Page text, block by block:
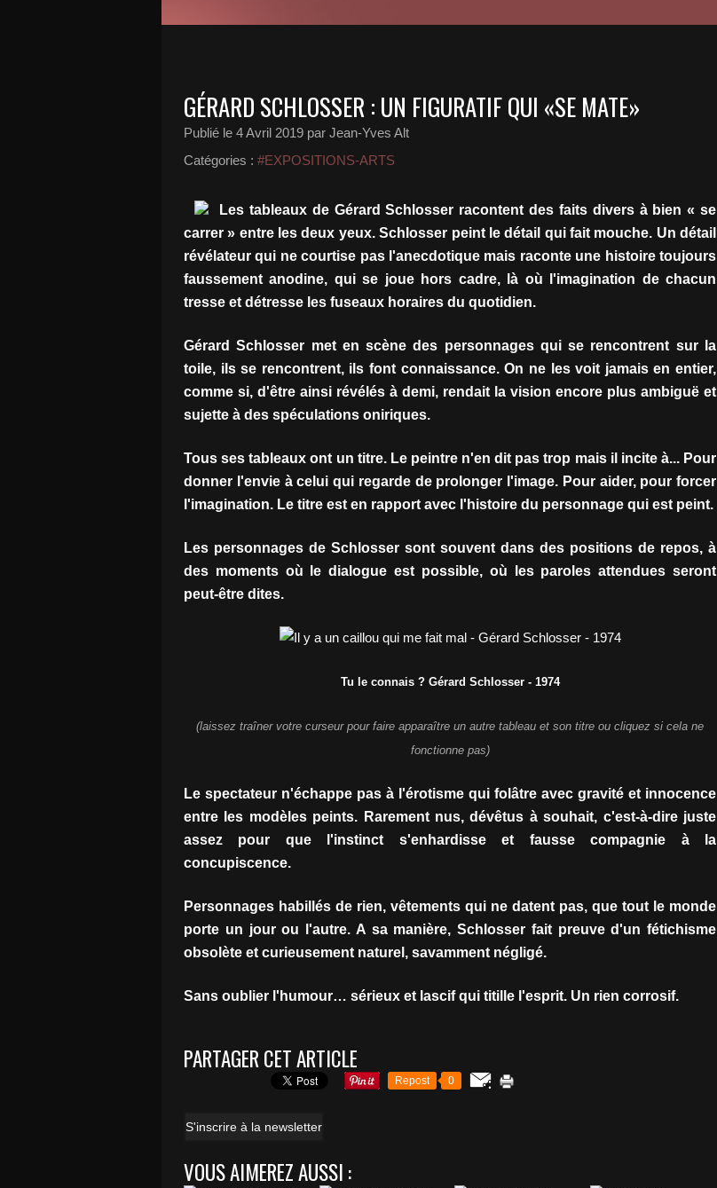
GÉRARD SCHLOSSER : UN FIGURATIF QUI «SE MATE»
Publié le 4 Avril 2019 par Jean-Yves Alt
Catégories : #EXPOSITIONS-ARTS
Les tableaux de Gérard Schlosser racontent des faits divers à bien « se
carrer » entre les deux yeux. Schlosser peint le détail qui fait mouche. Un détail
révélateur qui ne courtise pas l'anecdotique mais raconte une histoire toujours
faussement anodine, qui se joue hors cadre, là où l'imagination de chacun
tresse et détresse les fuseaux horaires du quotidien.
Gérard Schlosser met en scène des personnages qui se rencontrent sur la
toile, ils se rencontrent, ils font connaissance. On ne les voit jamais en entier,
comme si, d'être ainsi révélés à demi, rendait la vision encore plus ambiguë et
sujette à des spéculations oniriques.
Tous ses tableaux ont un titre. Le peintre n'en dit pas trop mais il incite à... Pour
donner l'envie à celui qui regarde de prolonger l'image. Pour aider, pour forcer
l'imagination. Le titre est en rapport avec l'histoire du personnage qui est peint.
Les personnages de Schlosser sont souvent dans des positions de repos, à
des moments où le dialogue est possible, où les paroles attendues seront
peut-être dites.
Tu le connais ? Gérard Schlosser - 1974
(laissez traîner votre curseur pour faire apparaître un autre tableau et son titre ou cliquez si cela ne
fonctionne pas)
Le spectateur n'échappe pas à l'érotisme qui folâtre avec gravité et innocence
entre les modèles peints. Rarement nus, dévêtus à souhait, c'est-à-dire juste
assez pour que l'instinct s'enhardisse et fausse compagnie à la
concupiscence.
Personnages habillés de rien, vêtements qui ne datent pas, que tout le monde
porte un jour ou l'autre. A sa manière, Schlosser fait preuve d'un fétichisme
obsolète et curieusement naturel, savamment négligé.
Sans oublier l'humour… sérieux et lascif qui titille l'esprit. Un rien corrosif.
PARTAGER CET ARTICLE
Repost 0
S'inscrire à la newsletter
VOUS AIMEREZ AUSSI :